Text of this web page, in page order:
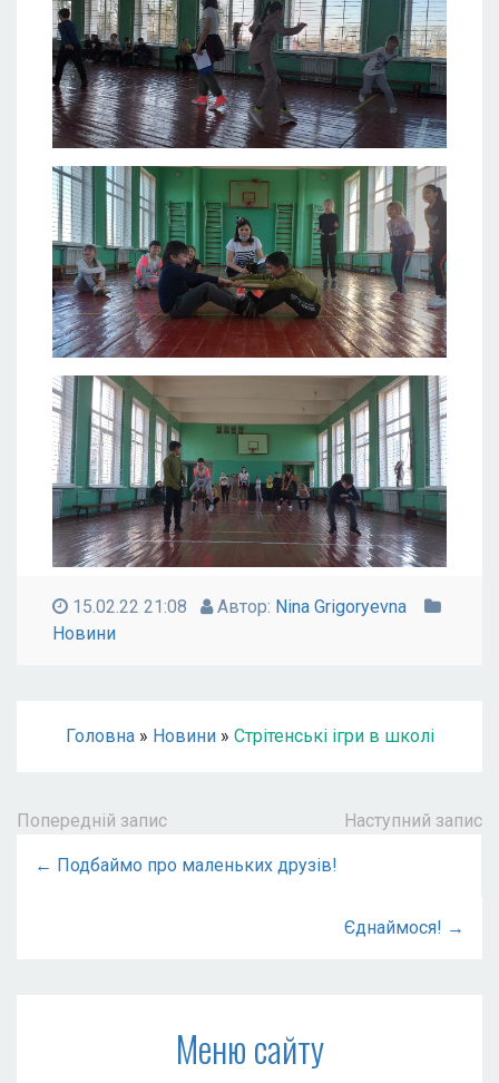
15.02.22 21:08 Автор: Nina Grigoryevna
Новини
Головна» Новини» Стрітенські ігри в школі
Попередній запис Наступний запис
← Подбаймо про маленьких друзів!
Єднаймося! →
Меню сайту